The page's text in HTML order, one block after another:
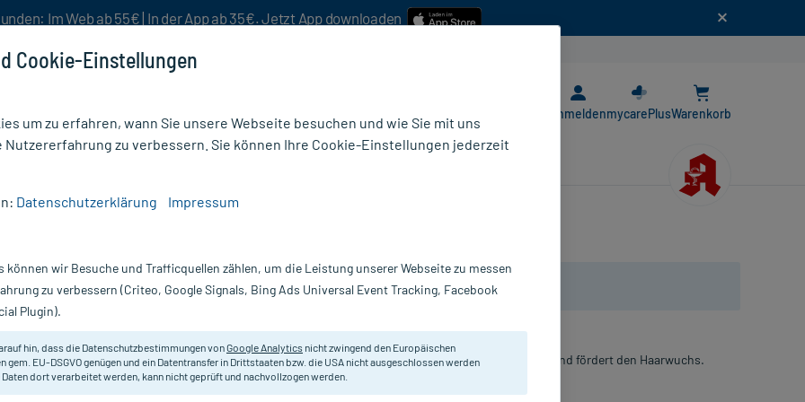
Im Web ab 55€ | In der App ab 35€. Jetzt App downloaden
AnmeldenmycarePlusWarenkorb
Nur für kurze Zeit:Gratis-Versand* ab 19€ Mindestbestellwert!
250 ml Reinigt die Kopfhaut, wirkt Schuppenbildung entgegen, erhält und fördert den Haarwuchs.
Darreichung:
Lösung
Cookie-Einstellungen
um zu erfahren, wann Sie unsere Webseite besuchen und wie Sie mit uns
Nutzererfahrung zu verbessern. Sie können Ihre Cookie-Einstellungen jederzeit
Datenschutzerklärung Impressum
können wir Besuche und Trafficquellen zählen, um die Leistung unserer Webseite zu messen
zu verbessern (Criteo, Google Signals, Bing Ads Universal Event Tracking, Facebook
Plugin).
hin, dass die Datenschutzbestimmungen vonGoogle Analytics nicht zwingend den Europäischen
gem. EU-DSGVO genügen und ein Datentransfer in Drittstaaten bzw. die USA nicht ausgeschlossen werden
Daten dort verarbeitet werden, kann nicht geprüft und nachvollzogen werden.